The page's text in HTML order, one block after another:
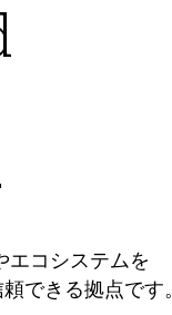
エコシステムを
できる拠点です。